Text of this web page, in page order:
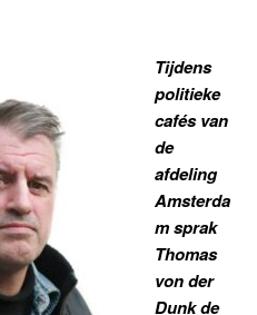
Tijdens
politieke
cafés van
de
afdeling
Amsterda
m sprak
Thomas
von der
Dunk de